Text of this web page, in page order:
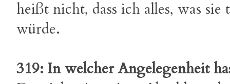
heißt nicht, dass ich alles, was
würde.
319: In welcher Angelegenheit